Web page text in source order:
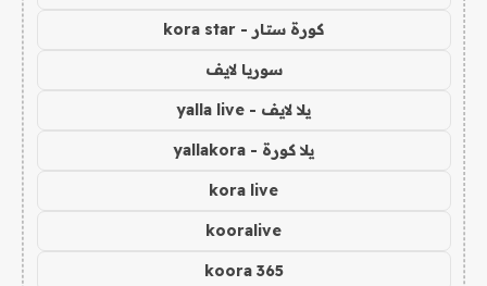
كورة ستار - kora star
سوريا لايف
يلا لايف - yalla live
يلا كورة - yallakora
kora live
kooralive
koora 365